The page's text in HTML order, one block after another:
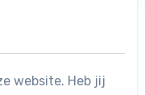
website. Heb jij